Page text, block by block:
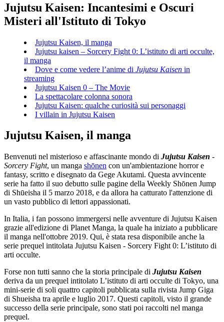
Jujutsu Kaisen: Incantesimi e Oscuri
Misteri all'Istituto di Tokyo
Jujutsu Kaisen, il manga
Jujutsu kaisen – Sorcery Fight 0: L’istituto di arti occulte,
il manga
Dove e come vedere l’anime di Jujutsu Kaisen in
streaming
Jujutsu Kaisen 0 – The Movie
La spettacolare colonna sonora
Jujutsu Kaisen: qualche curiosità sui personaggi
I villain in Jujutsu Kaisen
Jujutsu Kaisen, il manga
Benvenuti nel misterioso e affascinante mondo di Jujutsu Kaisen -
Sorcery Fight, un manga shōnen con un'ambientazione horror e
fantasy, scritto e disegnato da Gege Akutami. Questa avvincente
serie ha fatto il suo debutto sulle pagine della Weekly Shōnen Jump
di Shūeisha il 5 marzo 2018, e da allora ha catturato l'attenzione di
un vasto pubblico di lettori appassionati.
In Italia, i fan possono immergersi nelle avventure di Jujutsu Kaisen
grazie all'edizione di Planet Manga, la quale ha iniziato a pubblicare
il manga nell'ottobre 2019. Qui, è stata resa disponibile anche la
serie prequel intitolata Jujutsu Kaisen - Sorcery Fight 0: L’istituto di
arti occulte.
Forse non tutti sanno che la storia principale di Jujutsu Kaisen
deriva da un prequel intitolato L’istituto di arti occulte di Tokyo, una
mini-serie di soli quattro capitoli pubblicata sulla rivista Jump Giga
di Shueisha tra aprile e luglio 2017. Questi capitoli, visto il grande
successo della serie principale, sono stati poi raccolti nel manga
prequel.